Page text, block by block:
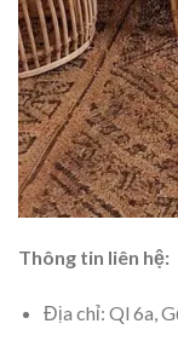
Thông tin liên hệ:
Địa chỉ: Ql 6a,